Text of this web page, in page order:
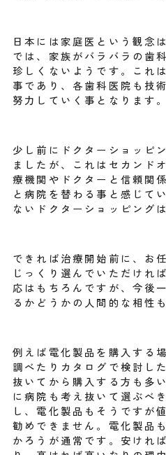
日本には家庭医という観念
では、家族がバラバラの歯
珍しくないようです。これ
事であり、各歯科医院も技
努力していく事となります。
少し前にドクターショッピ
ましたが、これはセカンド
療機関やドクターと信頼関
と病院を替わる事と感じて
ないドクターショッピング
できれば治療開始前に、お
じっくり選んでいただけれ
応はもちろんですが、今後
るかどうかの人間的な相性
例えば電化製品を購入する
調べたりカタログで検討し
抜いてから購入する方も多
に病院も考え抜いて選ぶべ
し、電化製品もそうですが
勧めできません。電化製品
かろうが通常です。安けれ